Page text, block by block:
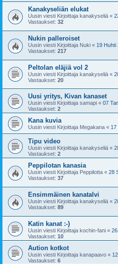
Kanakyseliän elukat
Uusin viesti Kirjoittaja kanakyseliä «
Vastaukset: 32
Nukin palleroiset
Uusin viesti Kirjoittaja Nuki « 19 Huhti
Vastaukset: 217
Peltolan eläjiä vol 2
Uusin viesti Kirjoittaja kanakyseliä «
Vastaukset: 20
Uusi yritys, Kivan kanaset
Uusin viesti Kirjoittaja samapi « 07
Vastaukset: 2
Kana kuvia
Uusin viesti Kirjoittaja Megakana « 17
Tipu video
Uusin viesti Kirjoittaja kanakyseliä «
Vastaukset: 2
Peppilotan kanasia
Uusin viesti Kirjoittaja Peppilotta « 28
Vastaukset: 37
Ensimmäinen kanatalvi
Uusin viesti Kirjoittaja kanakyseliä «
Vastaukset: 89
Katin kanat :-)
Uusin viesti Kirjoittaja kochin-fani «
Vastaukset: 10
Aution kotkot
Uusin viesti Kirjoittaja kanapaavo «
Vastaukset: 6